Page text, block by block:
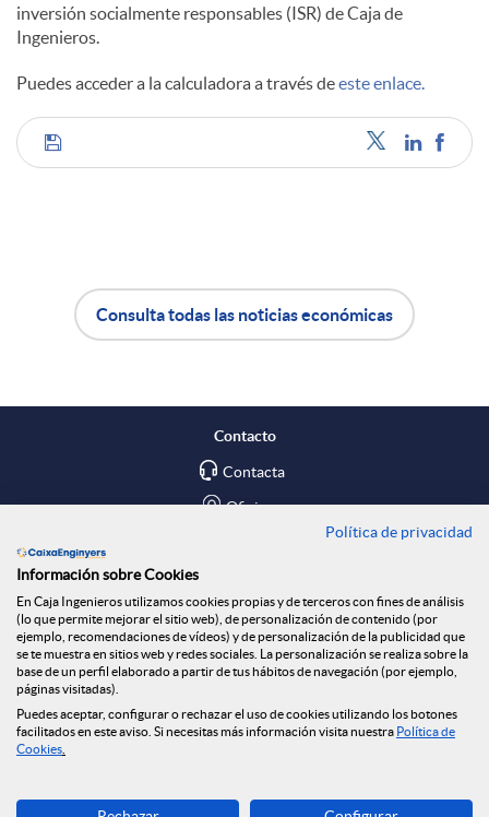
s
inversión socialmente responsables (ISR) de Caja de
Ingenieros.
Puedes acceder a la calculadora a través deeste enlace.
C
r
t
i
r
e
p
i
c
a
c
o
ó
n
n
o
Consulta todas las noticias económicas
Contacto
Contacta
Oficinas
Blog
Social
Tablón de anuncios
Seguridad Online
Descarga ahora
Política de privacidad
Información sobre Cookies
En Caja Ingenieros utilizamos cookies propias y de terceros con fines de análisis
(lo que permite mejorar el sitio web), de personalización de contenido (por
ejemplo, recomendaciones de vídeos) y de personalización de la publicidad que
se te muestra en sitios web y redes sociales. La personalización se realiza sobre la
base de un perfil elaborado a partir de tus hábitos de navegación (por ejemplo,
páginas visitadas).
Puedes aceptar, configurar o rechazar el uso de cookies utilizando los botones
facilitados en este aviso. Si necesitas más información visita nuestra Política de
Cookies